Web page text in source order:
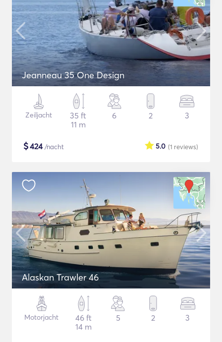
Jeanneau 35 One Design
Zeiljacht
35 ft
11 m
6 2 3
$424/nacht (1 reviews)
5.0
Alaskan Trawler 46
Motorjacht
46 ft
14 m
5 2 3